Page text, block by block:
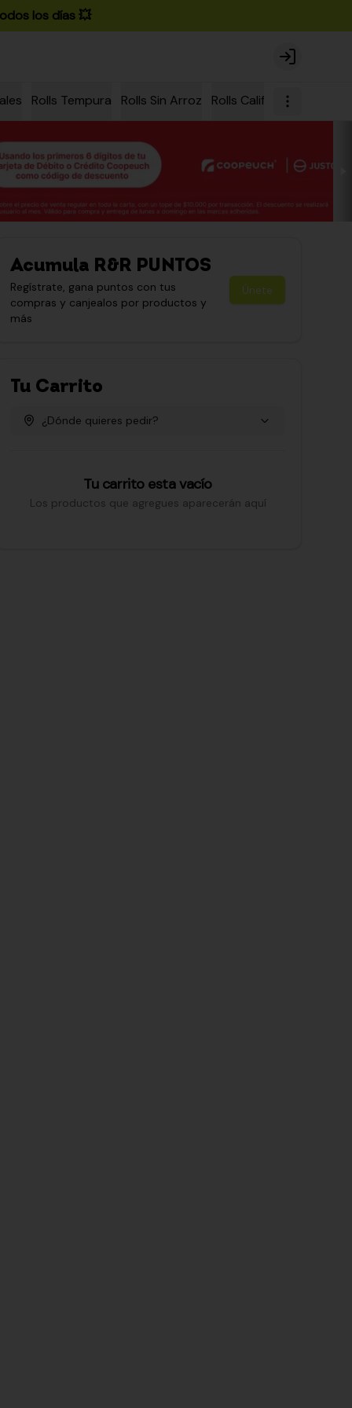
los días 💥
Login
Rolls Tempura Rolls Sin Arroz Rolls California
Acumula R&R PUNTOS
Regístrate, gana puntos con tus
compras y canjealos por productos y
más
Únete
Tu Carrito
¿Dónde quieres pedir?
Tu carrito esta vacío
Los productos que agregues aparecerán aquí